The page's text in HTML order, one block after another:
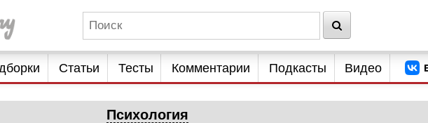
Статьи Тесты Комментарии Подкасты Видео
Психология